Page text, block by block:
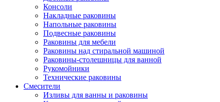
Консоли
Накладные раковины
Напольные раковины
Подвесные раковины
Раковины для мебели
Раковины над стиральной машиной
Раковины-столешницы для ванной
Рукомойники
Технические раковины
Смесители
Изливы для ванны и раковины